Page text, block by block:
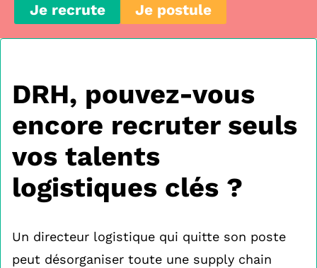
Je recrute Je postule
DRH, pouvez-vous
encore recruter seuls
vos talents
logistiques clés ?
Un directeur logistique qui quitte son poste
peut désorganiser toute une supply chain